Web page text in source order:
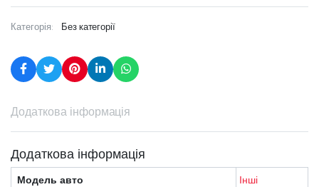
Категорія: Без категорії
Додаткова інформація
Додаткова інформація
Модель авто Інші